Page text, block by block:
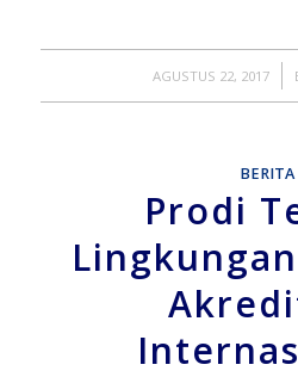
AGUSTUS 22, 2017
/
BERITA
Prodi